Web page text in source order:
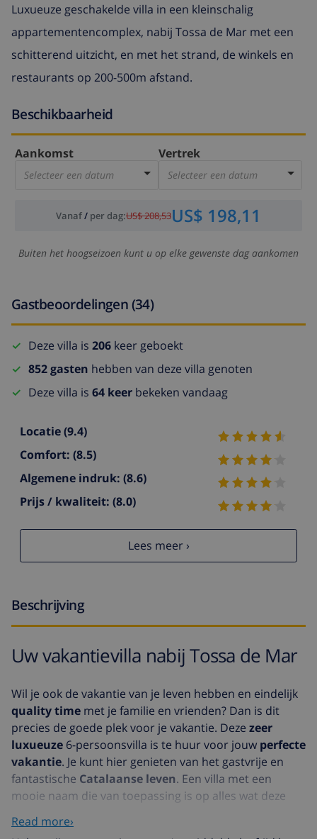
Luxueuze geschakelde villa in een kleinschalig
appartementencomplex, nabij Tossa de Mar met een
schitterend uitzicht, en met het strand, de winkels en
restaurants op 200-500m afstand.
Beschikbaarheid
Aankomst
Selecteer een datum
Vertrek
Selecteer een datum
Vanaf/ per dag:US$ 208,53US$ 198,11
Buiten het hoogseizoen kunt u op elke gewenste dag aankomen
Gastbeoordelingen (34)
Deze villa is 206 keer geboekt
852 gasten hebben van deze villa genoten
Deze villa is 64 keer bekeken vandaag
Locatie(9.4)
Comfort: (8.5)
Algemene indruk: (8.6)
Prijs / kwaliteit: (8.0)
Lees meer ›
Beschrijving
Uw vakantievilla nabij Tossa de Mar
Wil je ook de vakantie van je leven hebben en eindelijk
quality time met je familie en vrienden? Dan is dit
precies de goede plek voor je vakantie. Deze zeer
luxueuze 6-persoonsvilla is te huur voor jouw perfecte
vakantie. Je kunt hier genieten van het gastvrije en
fantastische Catalaanse leven. Een villa met een
mooie naam die van toepassing is op alles wat deze
straalt er vanaf. Er zijn 2 slaapkamers en 2 badkamers
Read more›